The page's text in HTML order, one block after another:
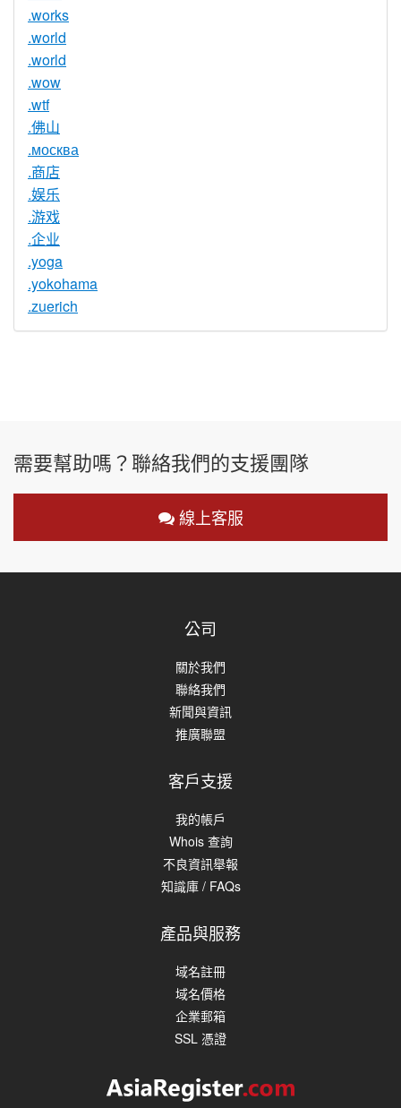
.works
.world
.world
.wow
.wtf
.佛山
.москва
.商店
.娱乐
.游戏
.企业
.yoga
.yokohama
.zuerich
需要幫助嗎？聯絡我們的支援團隊
線上客服
公司
關於我們
聯絡我們
新聞與資訊
推廣聯盟
客戶支援
我的帳戶
Whois 查詢
不良資訊舉報
知識庫 / FAQs
產品與服務
域名註冊
域名價格
企業郵箱
SSL 憑證